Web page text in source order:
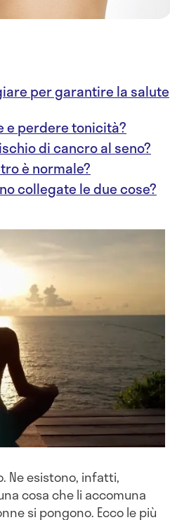
per garantire la salute
e perdere tonicità?
di cancro al seno?
è normale?
collegate le due cose?
Ne esistono, infatti,
cosa che li accomuna
si pongono. Ecco le più